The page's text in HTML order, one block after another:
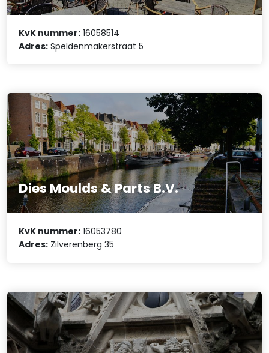
KvK nummer: 16058514
Adres: Speldenmakerstraat 5
Dies Moulds & Parts B.V.
KvK nummer: 16053780
Adres: Zilverenberg 35